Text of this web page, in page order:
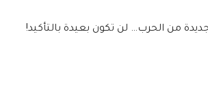
من الحرب… لن تكون بعيدة بالتأكيد!